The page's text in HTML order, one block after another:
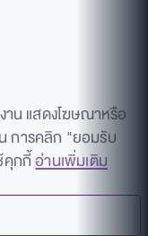
าน แสดงโฆษณาหรือ
น การคลิก "ยอมรับ
คุกกี้อ่านเพิ่มเติม